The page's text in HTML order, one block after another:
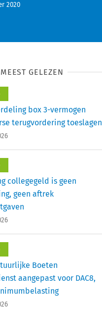
2020
MEEST GELEZEN
box 3-vermogen
terugvordering toeslagen
collegegeld is geen
geen aftrek
Boeten
aangepast voor DAC8,